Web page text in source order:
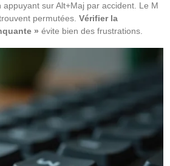
sur Alt+Maj par accident. Le M
permutées. Vérifier la
» évite bien des frustrations.